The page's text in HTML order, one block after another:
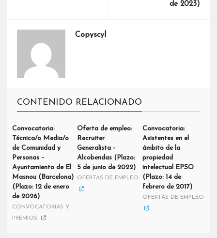
de 2023)
Copyscyl
CONTENIDO RELACIONADO
Convocatoria:
Técnica/o Media/o
de Comunidad y
Personas –
Ayuntamiento de El
Masnou (Barcelona)
(Plazo: 12 de enero
de 2026)
CONVOCATORIAS Y
PREMIOS
Oferta de empleo:
Recruiter
Generalista -
Alcobendas (Plazo:
5 de junio de 2022)
OFERTAS DE EMPLEO
Convocatoria:
Asistentes en el
ámbito de la
propiedad
intelectual EPSO
(Plazo: 14 de
febrero de 2017)
OFERTAS DE EMPLEO